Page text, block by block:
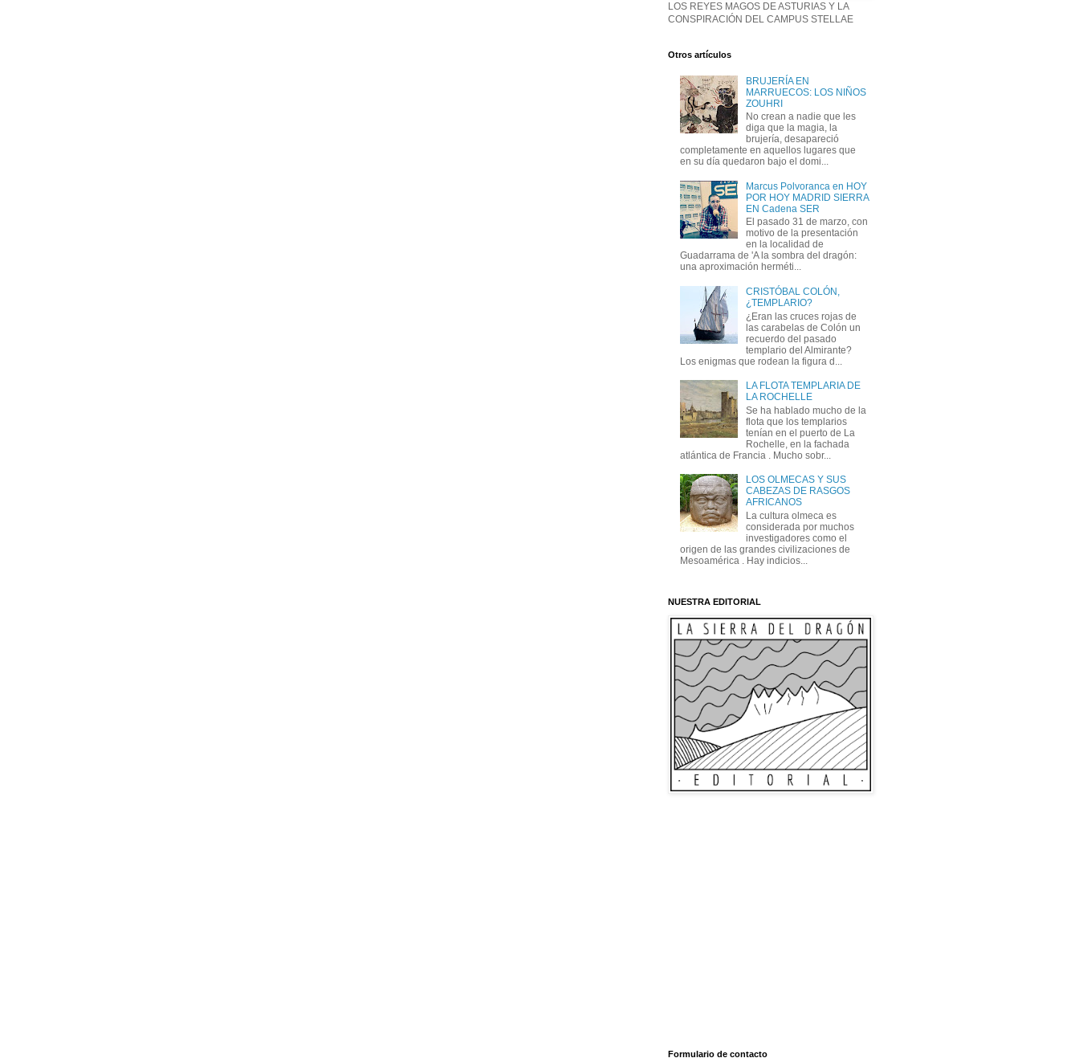
LOS REYES MAGOS DE ASTURIAS Y LA
CONSPIRACIÓN DEL CAMPUS STELLAE
Otros artículos
BRUJERÍA EN
MARRUECOS: LOS NIÑOS
ZOUHRI
No crean a nadie que les
diga que la magia, la
brujería, desapareció
completamente en aquellos lugares que
en su día quedaron bajo el domi...
Marcus Polvoranca en HOY
POR HOY MADRID SIERRA
EN Cadena SER
El pasado 31 de marzo, con
motivo de la presentación
en la localidad de
Guadarrama de 'A la sombra del dragón:
una aproximación herméti...
CRISTÓBAL COLÓN,
¿TEMPLARIO?
¿Eran las cruces rojas de
las carabelas de Colón un
recuerdo del pasado
templario del Almirante?
Los enigmas que rodean la figura d...
LA FLOTA TEMPLARIA DE
LA ROCHELLE
Se ha hablado mucho de la
flota que los templarios
tenían en el puerto de La
Rochelle, en la fachada
atlántica de Francia . Mucho sobr...
LOS OLMECAS Y SUS
CABEZAS DE RASGOS
AFRICANOS
La cultura olmeca es
considerada por muchos
investigadores como el
origen de las grandes civilizaciones de
Mesoamérica . Hay indicios...
NUESTRA EDITORIAL
Formulario de contacto